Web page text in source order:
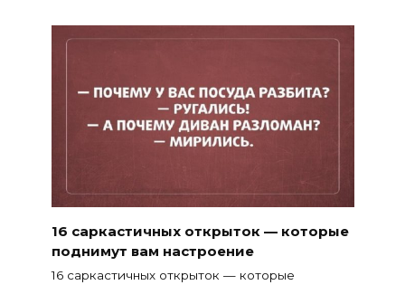
16 саркастичных открыток — которые
поднимут вам настроение
16 саркастичных открыток — которые